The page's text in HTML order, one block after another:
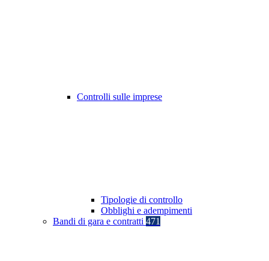
Controlli sulle imprese
Tipologie di controllo
Obblighi e adempimenti
Bandi di gara e contratti 471